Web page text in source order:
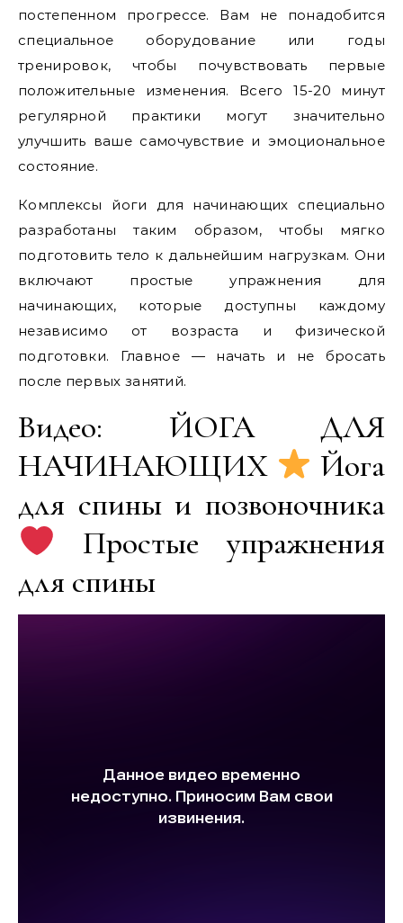
постепенном прогрессе. Вам не понадобится
специальное оборудование или годы
тренировок, чтобы почувствовать первые
положительные изменения. Всего 15-20 минут
регулярной практики могут значительно
улучшить ваше самочувствие и эмоциональное
состояние.
Комплексы йоги для начинающих специально
разработаны таким образом, чтобы мягко
подготовить тело к дальнейшим нагрузкам. Они
включают простые упражнения для
начинающих, которые доступны каждому
независимо от возраста и физической
подготовки. Главное — начать и не бросать
после первых занятий.
Видео: ЙОГА ДЛЯ
НАЧИНАЮЩИХ
Йога
для спины и позвоночника
Простые упражнения
для спины